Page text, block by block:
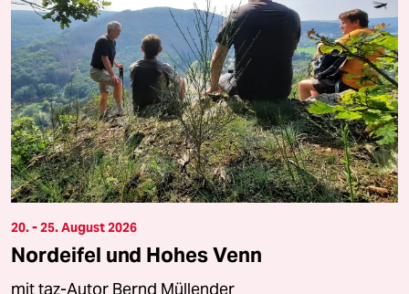
20. - 25. August 2026
Nordeifel und Hohes Venn
mit taz-Autor Bernd Müllender